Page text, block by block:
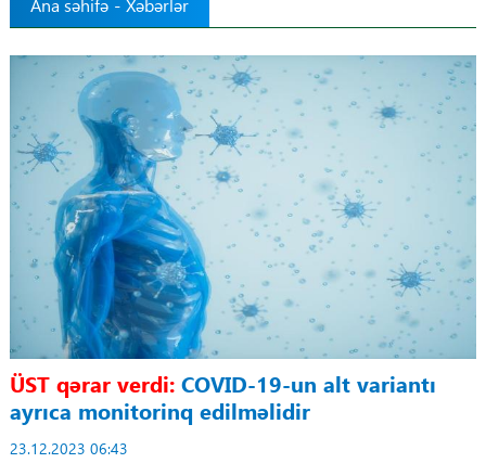
Ana səhifə - Xəbərlər
ÜST qərar verdi:COVID-19-un alt variantı
ayrıca monitorinq edilməlidir
23.12.2023 06:43
Regionlar
Elanlar
Gündəm
Tibbi maarifləndirmə
Mühüm hadisələr
ÜST